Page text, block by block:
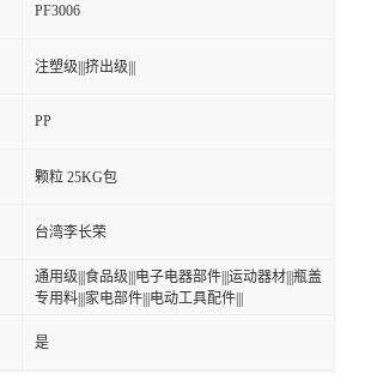
PF3006
注塑级|||挤出级|||
PP
颗粒 25KG包
台湾李长荣
通用级|||食品级|||电子电器部件|||运动器材|||瓶盖
专用料|||家电部件|||电动工具配件|||
是